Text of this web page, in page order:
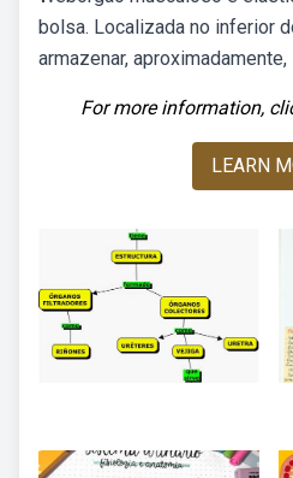
bolsa. Localizada no inferior
armazenar,
For more information,
LEARN